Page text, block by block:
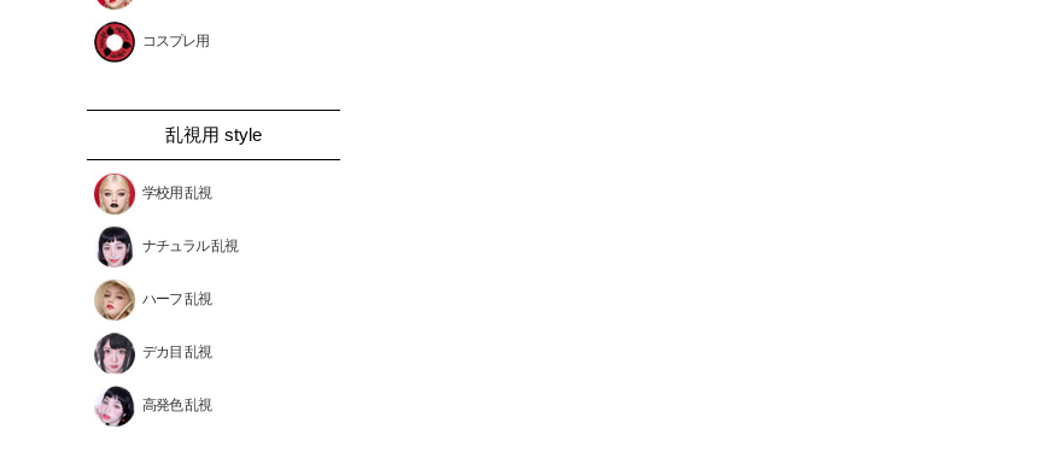
コスプレ用
乱視用 style
学校用 乱視
ナチュラル 乱視
ハーフ 乱視
デカ目 乱視
高発色 乱視